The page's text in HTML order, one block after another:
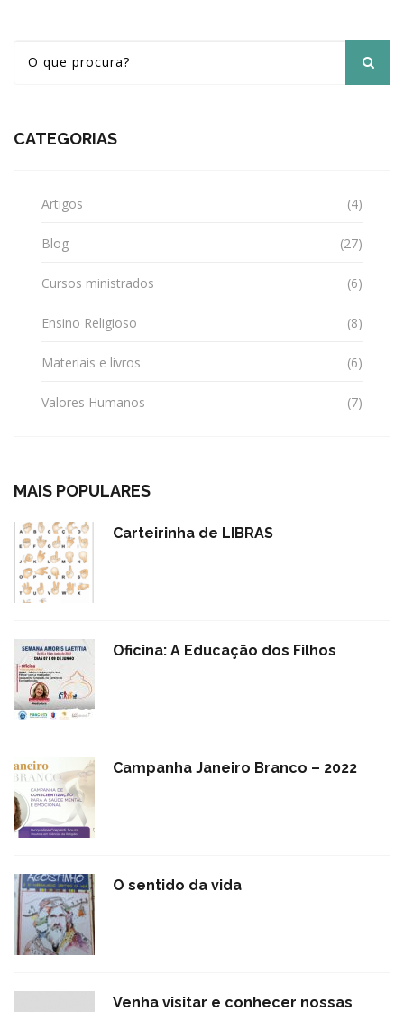
CATEGORIAS
Artigos (4)
Blog (27)
Cursos ministrados (6)
Ensino Religioso (8)
Materiais e livros (6)
Valores Humanos (7)
MAIS POPULARES
Carteirinha de LIBRAS
Oficina: A Educação dos Filhos
Campanha Janeiro Branco – 2022
O sentido da vida
Venha visitar e conhecer nossas